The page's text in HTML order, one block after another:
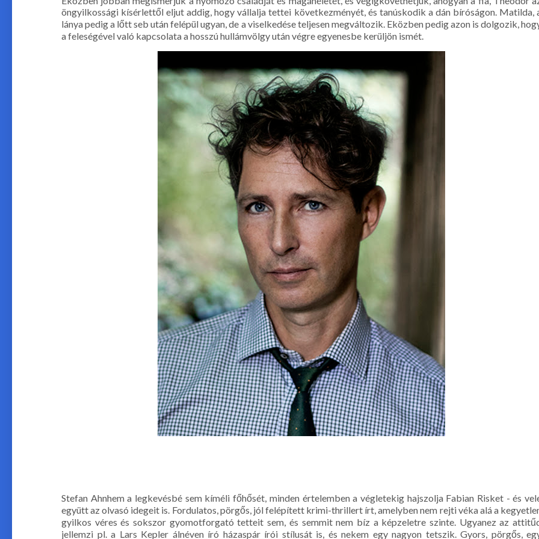
öngyilkossági kísérlettől eljut addig, hogy vállalja tettei következményét, és tanúskodik a dán bíróságon. Matilda,
lánya pedig a lőtt seb után felépül ugyan, de a viselkedése teljesen megváltozik. Eközben pedig azon is dolgozik,
a feleségével való kapcsolata a hosszú hullámvölgy után végre egyenesbe kerüljön ismét.
Stefan Ahnhem a legkevésbé sem kíméli főhősét, minden értelemben a végletekig hajszolja Fabian Risket - és
együtt az olvasó idegeit is. Fordulatos, pörgős, jól felépített krimi-thrillert írt, amelyben nem rejti véka alá a
gyilkos véres és sokszor gyomotforgató tetteit sem, és semmit nem bíz a képzeletre szinte. Ugyanez az
jellemzi pl. a Lars Kepler álnéven író házaspár írói stílusát is, és nekem egy nagyon tetszik. Gyors, pörgős,